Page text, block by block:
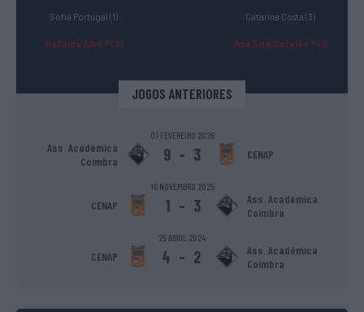
Sofia Portugal (1) Catarina Costa (3)
Mafalda Alho ® (3) Ana Rita Catalão ® (1)
JOGOS ANTERIORES
01 FEVEREIRO 2026
Ass. Académica
Coimbra
9 - 3 CENAP
16 NOVEMBRO 2025
CENAP 1 - 3
Ass. Académica
Coimbra
25 ABRIL 2024
CENAP 4 - 2
Ass. Académica
Coimbra